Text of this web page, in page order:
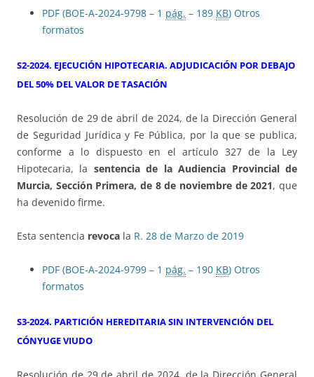
PDF (BOE-A-2024-9798 – 1 pág. – 189 KB) Otros
formatos
S2-2024. EJECUCIÓN HIPOTECARIA. ADJUDICACIÓN POR DEBAJO
DEL 50% DEL VALOR DE TASACIÓN
Resolución de 29 de abril de 2024, de la Dirección General
de Seguridad Jurídica y Fe Pública, por la que se publica,
conforme a lo dispuesto en el artículo 327 de la Ley
Hipotecaria, la sentencia de la Audiencia Provincial de
Murcia, Sección Primera, de 8 de noviembre de 2021, que
ha devenido firme.
Esta sentencia revoca la R. 28 de Marzo de 2019
PDF (BOE-A-2024-9799 – 1 pág. – 190 KB) Otros
formatos
S3-2024. PARTICIÓN HEREDITARIA SIN INTERVENCIÓN DEL
CÓNYUGE VIUDO